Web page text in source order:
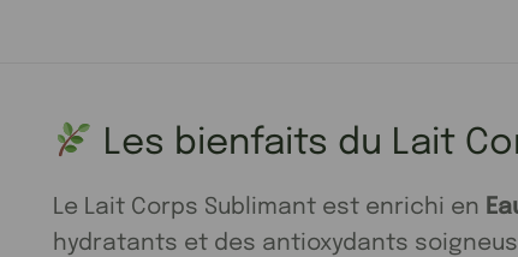
Les bienfaits du Lait
Le Lait Corps Sublimant est enrichi en
hydratants et des antioxydants